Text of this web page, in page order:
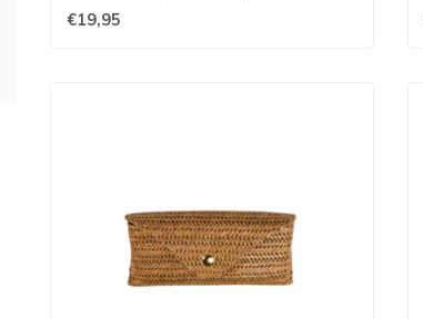
zomers..
€19,95